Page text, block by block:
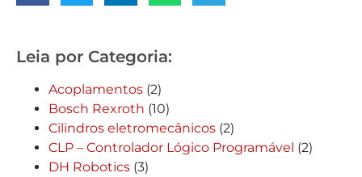
Leia por Categoria:
Acoplamentos (2)
Bosch Rexroth (10)
Cilindros eletromecânicos (2)
CLP – Controlador Lógico Programável (2)
DH Robotics (3)